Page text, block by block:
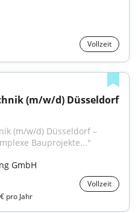
Vollzeit
(m/w/d) Düsseldorf
(m/w/d) Düsseldorf –
Bauprojekte..."
GmbH
Vollzeit
pro Jahr